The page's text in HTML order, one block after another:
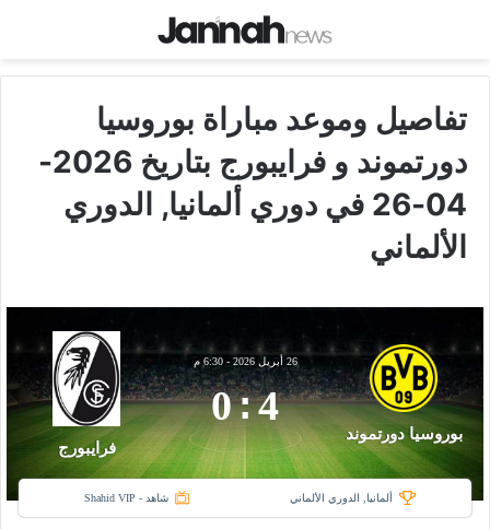
تفاصيل وموعد مباراة بوروسيا
دورتموند و فرايبورج بتاريخ 2026-
04-26 في دوري ألمانيا, الدوري
الألماني
بوروسيا دورتموند
26 أبريل 2026 -6:30 م
4
:
0
فرايبورج
ألمانيا, الدوري الألماني شاهد - Shahid VIP